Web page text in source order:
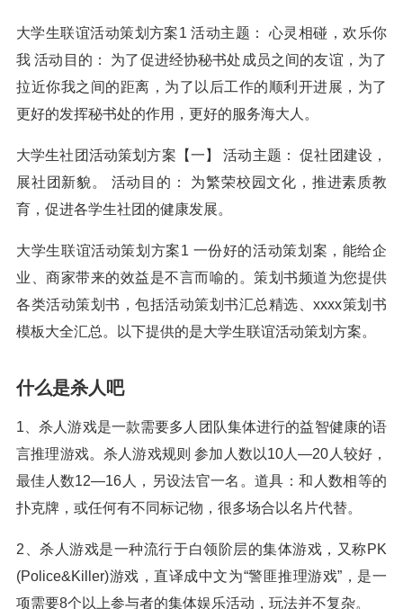
大学生联谊活动策划方案1 活动主题： 心灵相碰，欢乐你
我 活动目的： 为了促进经协秘书处成员之间的友谊，为了
拉近你我之间的距离，为了以后工作的顺利开进展，为了
更好的发挥秘书处的作用，更好的服务海大人。
大学生社团活动策划方案【一】 活动主题： 促社团建设，
展社团新貌。 活动目的： 为繁荣校园文化，推进素质教
育，促进各学生社团的健康发展。
大学生联谊活动策划方案1 一份好的活动策划案，能给企
业、商家带来的效益是不言而喻的。策划书频道为您提供
各类活动策划书，包括活动策划书汇总精选、xxxx策划书
模板大全汇总。以下提供的是大学生联谊活动策划方案。
什么是杀人吧
1、杀人游戏是一款需要多人团队集体进行的益智健康的语
言推理游戏。杀人游戏规则 参加人数以10人—20人较好，
最佳人数12—16人，另设法官一名。道具：和人数相等的
扑克牌，或任何有不同标记物，很多场合以名片代替。
2、杀人游戏是一种流行于白领阶层的集体游戏，又称PK
(Police&Killer)游戏，直译成中文为“警匪推理游戏”，是一
项需要8个以上参与者的集体娱乐活动，玩法并不复杂。